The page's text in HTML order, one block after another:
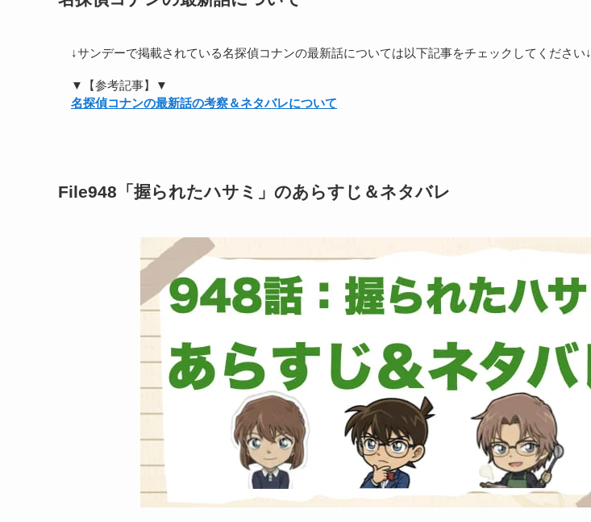
↓サンデーで掲載されている名探偵コナンの最新話については以下記事をチェックしてください↓
▼【参考記事】▼
名探偵コナンの最新話の考察＆ネタバレについて
File948「握られたハサミ」のあらすじ＆ネタバレ